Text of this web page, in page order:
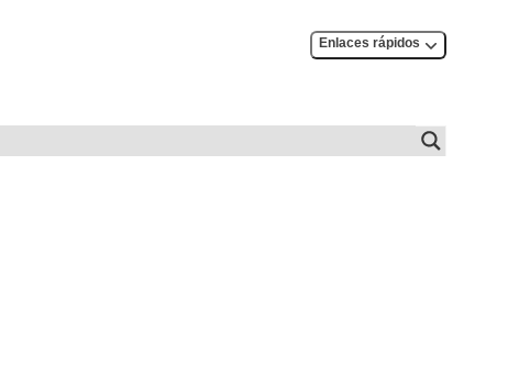
Enlaces rápidos